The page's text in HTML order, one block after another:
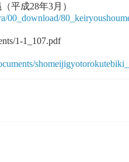
平成28年3月）
00_download/
1-1_107.pdf